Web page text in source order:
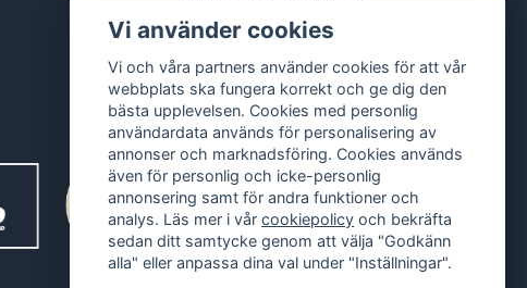
Integritetspolicy
Vi använder cookies
Vi och våra partners använder cookies för att vår
webbplats ska fungera korrekt och ge dig den
bästa upplevelsen. Cookies med personlig
användardata används för personalisering av
annonser och marknadsföring. Cookies används
även för personlig och icke-personlig
annonsering samt för andra funktioner och
analys. Läs mer i vårcookiepolicy och bekräfta
sedan ditt samtycke genom att välja "Godkänn
alla" eller anpassa dina val under "Inställningar".